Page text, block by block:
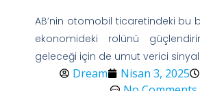
AB’nin otomobil ticaretindeki bu
ekonomideki rolünü
geleceği için de umut verici
Dream Nisan 3, 2025